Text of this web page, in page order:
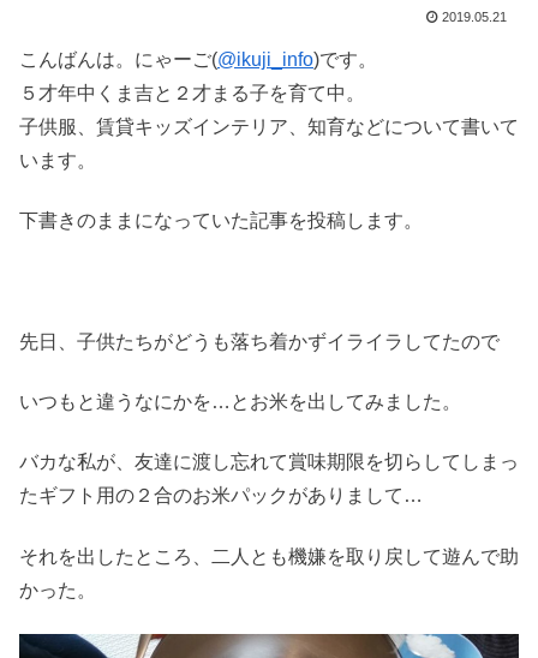
2019.05.21
こんばんは。にゃーご(@ikuji_info)です。
５才年中くま吉と２才まる子を育て中。
子供服、賃貸キッズインテリア、知育などについて書いて
います。
下書きのままになっていた記事を投稿します。
先日、子供たちがどうも落ち着かずイライラしてたので
いつもと違うなにかを…とお米を出してみました。
バカな私が、友達に渡し忘れて賞味期限を切らしてしまっ
たギフト用の２合のお米パックがありまして…
それを出したところ、二人とも機嫌を取り戻して遊んで助
かった。